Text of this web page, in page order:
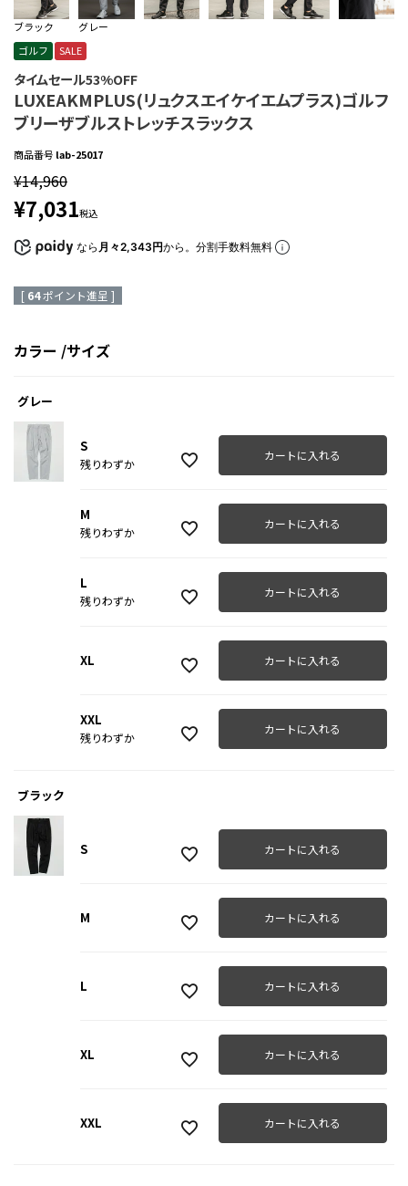
ブラック
グレー
ゴルフ
SALE
タイムセール53%OFF
LUXEAKMPLUS(リュクスエイケイエムプラス)ゴルフ
ブリーザブルストレッチスラックス
商品番号 lab-25017
¥14,960
¥7,031税込
なら 月々2,343円から。分割手数料無料
[ 64ポイント進呈 ]
カラー サイズ
グレー
S
残りわずか
カートに入れる
M
残りわずか
カートに入れる
L
残りわずか
カートに入れる
XL カートに入れる
XXL
残りわずか
カートに入れる
ブラック
S カートに入れる
M カートに入れる
L カートに入れる
XL カートに入れる
XXL カートに入れる